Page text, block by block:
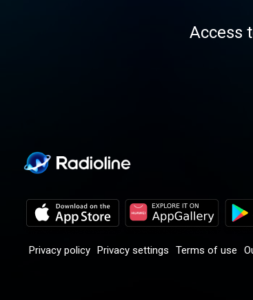
Access
Privacy policy Privacy settings Terms of use